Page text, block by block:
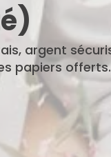
argent
papiers offerts.